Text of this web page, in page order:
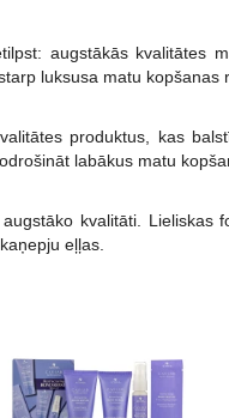
augstākās
luksusa matu kopšanas
produktus, kas
labākus matu
kvalitāti.
eļļas.